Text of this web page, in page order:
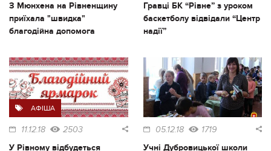
З Мюнхена на Рівненщину
приїхала "швидка"
благодійна допомога
Гравці БК “Рівне” з уроком
баскетболу відвідали “Центр
надії”
АФІША
11.12.18 2503
У Рівному відбудеться
05.12.18 1719
Учні Дубровицької школи